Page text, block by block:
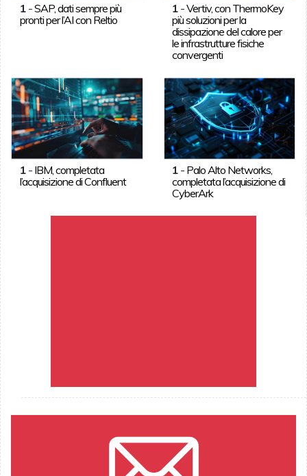
1-SAP, dati sempre più
pronti per l’AI con Reltio
1 -Vertiv, con ThermoKey
più soluzioni per la
dissipazione del calore per
le infrastrutture fisiche
convergenti
1- IBM, completata
l’acquisizione di Confluent
1 - Palo Alto Networks,
completata l’acquisizione di
CyberArk